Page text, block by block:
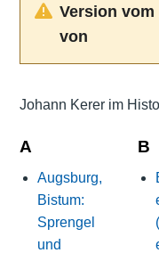
Version vom
von
Johann Kerer im
A
Augsburg,
Bistum:
Sprengel
und
B